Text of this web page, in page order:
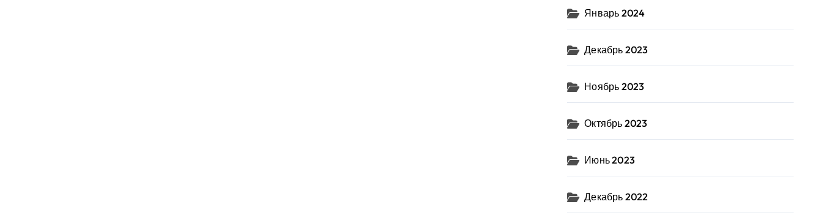
Январь 2024
Декабрь 2023
Ноябрь 2023
Октябрь 2023
Июнь 2023
Декабрь 2022